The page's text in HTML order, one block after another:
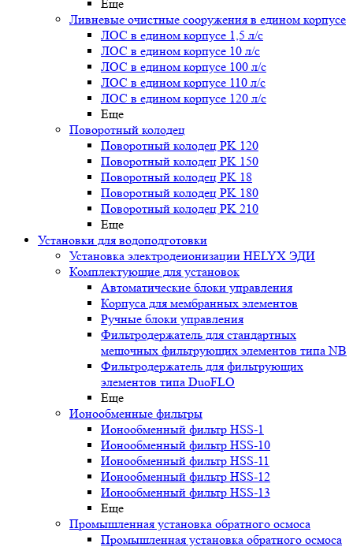
Еще
Ливневые очистные сооружения в едином корпусе
ЛОС в едином корпусе 1,5 л/с
ЛОС в едином корпусе 10 л/с
ЛОС в едином корпусе 100 л/с
ЛОС в едином корпусе 110 л/с
ЛОС в едином корпусе 120 л/с
Еще
Поворотный колодец
Поворотный колодец PK 120
Поворотный колодец PK 150
Поворотный колодец PK 18
Поворотный колодец PK 180
Поворотный колодец PK 210
Еще
Установки для водоподготовки
Установка электродеионизации HELYX ЭДИ
Комплектующие для установок
Автоматические блоки управления
Корпуса для мембранных элементов
Ручные блоки управления
Фильтродержатель для стандартных
мешочных фильтрующих элементов типа NB
Фильтродержатель для фильтрующих
элементов типа DuoFLO
Еще
Ионообменные фильтры
Ионообменный фильтр HSS-1
Ионообменный фильтр HSS-10
Ионообменный фильтр HSS-11
Ионообменный фильтр HSS-12
Ионообменный фильтр HSS-13
Еще
Промышленная установка обратного осмоса
Промышленная установка обратного осмоса